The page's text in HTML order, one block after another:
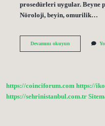
prosedürleri uygular. Beyne
Nöroloji, beyin, omurilik…
Devamını okuyunNöroşirürji
https://coinciforum.com https://
https://sehrinistanbul.com.tr